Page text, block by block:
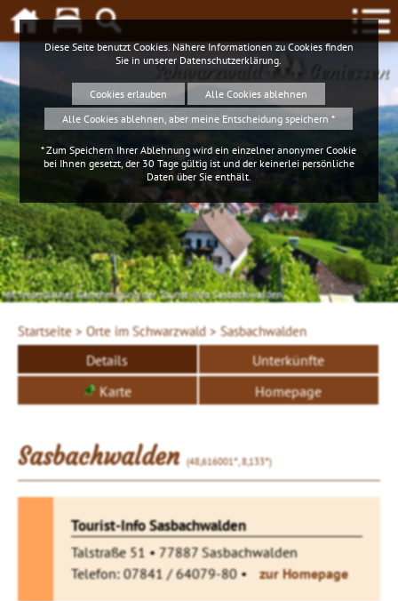
Schwarzwald Geniessen
Mit freundlicher Genehmigung der Tourist-Info Sasbachwalden
Startseite > Orte im Schwarzwald > Sasbachwalden
Details
Unterkünfte
Karte
Homepage
Sasbachwalden(48,616001°, 8,133°)
Tourist-Info Sasbachwalden
Talstraße 51 • 77887 Sasbachwalden
Telefon: 07841 / 64079-80 •
zur Homepage
Diese Seite benutzt Cookies. Nähere Informationen zu Cookies finden
Sie in unserer Datenschutzerklärung
Cookies erlauben
Alle Cookies ablehnen
Alle Cookies ablehnen, aber meine Entscheidung speichern *
* Zum Speichern Ihrer Ablehnung wird ein einzelner anonymer Cookie
bei Ihnen gesetzt, der 30 Tage gültig ist und der keinerlei persönliche
Daten über Sie enthält.